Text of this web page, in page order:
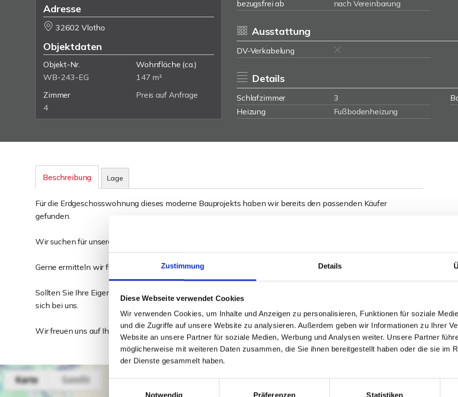
Zustimmung Details
Diese Webseite verwendet Cookies
Wir verwenden Cookies, um Inhalte und Anzeigen zu personalisieren, Funktionen für soziale
und die Zugriffe auf unsere Website zu analysieren. Außerdem geben wir Informationen zu Ihrer
Website an unsere Partner für soziale Medien, Werbung und Analysen weiter. Unsere Partner
möglicherweise mit weiteren Daten zusammen, die Sie ihnen bereitgestellt haben oder die sie im
der Dienste gesammelt haben.
Notwendig
Präferenzen Statistiken
Adresse
32602 Vlotho
Objektdaten
Objekt-Nr.
WB-243-EG
Wohnfläche (ca.)
147 m²
Zimmer
4
Preis auf Anfrage
bezugsfrei ab
nach Vereinbarung
Ausstattung
DV-Verkabelung
Details
Schlafzimmer 3
Heizung
Fußbodenheizung
Beschreibung Lage
Für die Erdgeschosswohnung dieses moderne Bauprojekts haben wir bereits den passenden Käufer
gefunden.
Wir suchen für unsere Kunden vergleichbare Eigentumswohnungen als Neubau oder Bestandsimmobilie.
Gerne ermitteln wir für Sie den aktuellen Marktwert Ihrer Immobilie.
Sollten Sie Ihre Eigentumswohnung, Ihr Einfamilienhaus oder Baugrundstück verkaufen wollen, melden Sie
sich bei uns.
Wir freuen uns auf Ihre Kontaktaufnahme!